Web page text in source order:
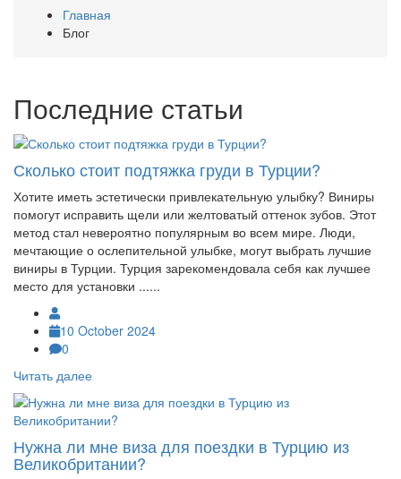
Главная
Блог
Последние статьи
Сколько стоит подтяжка груди в Турции?
Хотите иметь эстетически привлекательную улыбку? Виниры
помогут исправить щели или желтоватый оттенок зубов. Этот
метод стал невероятно популярным во всем мире. Люди,
мечтающие о ослепительной улыбке, могут выбрать лучшие
виниры в Турции. Турция зарекомендовала себя как лучшее
место для установки ......
10 October 2024
0
Читать далее
Нужна ли мне виза для поездки в Турцию из
Великобритании?